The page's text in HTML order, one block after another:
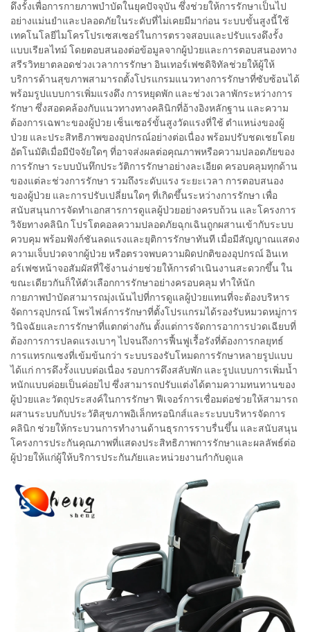
ดึงรั้งเพื่อการกายภาพบำบัดในยุคปัจจุบัน ซึ่งช่วยให้การรักษาเป็นไป
อย่างแม่นยำและปลอดภัยในระดับที่ไม่เคยมีมาก่อน ระบบขั้นสูงนี้ใช้
เทคโนโลยีไมโครโปรเซสเซอร์ในการตรวจสอบและปรับแรงดึงรั้ง
แบบเรียลไทม์ โดยตอบสนองต่อข้อมูลจากผู้ป่วยและการตอบสนองทาง
สรีรวิทยาตลอดช่วงเวลาการรักษา อินเทอร์เฟซดิจิทัลช่วยให้ผู้ให้
บริการด้านสุขภาพสามารถตั้งโปรแกรมแนวทางการรักษาที่ซับซ้อนได้
พร้อมรูปแบบการเพิ่มแรงดึง การหยุดพัก และช่วงเวลาพักระหว่างการ
รักษา ซึ่งสอดคล้องกับแนวทางทางคลินิกที่อ้างอิงหลักฐาน และความ
ต้องการเฉพาะของผู้ป่วย เซ็นเซอร์ขั้นสูงวัดแรงที่ใช้ ตำแหน่งของผู้
ป่วย และประสิทธิภาพของอุปกรณ์อย่างต่อเนื่อง พร้อมปรับชดเชยโดย
อัตโนมัติเมื่อมีปัจจัยใดๆ ที่อาจส่งผลต่อคุณภาพหรือความปลอดภัยของ
การรักษา ระบบบันทึกประวัติการรักษาอย่างละเอียด ครอบคลุมทุกด้าน
ของแต่ละช่วงการรักษา รวมถึงระดับแรง ระยะเวลา การตอบสนอง
ของผู้ป่วย และการปรับเปลี่ยนใดๆ ที่เกิดขึ้นระหว่างการรักษา เพื่อ
สนับสนุนการจัดทำเอกสารการดูแลผู้ป่วยอย่างครบถ้วน และโครงการ
วิจัยทางคลินิก โปรโตคอลความปลอดภัยฉุกเฉินถูกผสานเข้ากับระบบ
ควบคุม พร้อมฟังก์ชันลดแรงและยุติการรักษาทันที เมื่อมีสัญญาณแสดง
ความเจ็บปวดจากผู้ป่วย หรือตรวจพบความผิดปกติของอุปกรณ์ อินเท
อร์เฟซหน้าจอสัมผัสที่ใช้งานง่ายช่วยให้การดำเนินงานสะดวกขึ้น ใน
ขณะเดียวกันก็ให้ตัวเลือกการรักษาอย่างครอบคลุม ทำให้นัก
กายภาพบำบัดสามารถมุ่งเน้นไปที่การดูแลผู้ป่วยแทนที่จะต้องบริหาร
จัดการอุปกรณ์ โพรไฟล์การรักษาที่ตั้งโปรแกรมได้รองรับหมวดหมู่การ
วินิจฉัยและการรักษาที่แตกต่างกัน ตั้งแต่การจัดการอาการปวดเฉียบที่
ต้องการการปลดแรงเบาๆ ไปจนถึงการฟื้นฟูเรื้อรังที่ต้องการกลยุทธ์
การแทรกแซงที่เข้มข้นกว่า ระบบรองรับโหมดการรักษาหลายรูปแบบ
ได้แก่ การดึงรั้งแบบต่อเนื่อง รอบการดึงสลับพัก และรูปแบบการเพิ่มน้ำ
หนักแบบค่อยเป็นค่อยไป ซึ่งสามารถปรับแต่งได้ตามความทนทานของ
ผู้ป่วยและวัตถุประสงค์ในการรักษา ฟีเจอร์การเชื่อมต่อช่วยให้สามารถ
ผสานระบบกับประวัติสุขภาพอิเล็กทรอนิกส์และระบบบริหารจัดการ
คลินิก ช่วยให้กระบวนการทำงานด้านธุรการราบรื่นขึ้น และสนับสนุน
โครงการประกันคุณภาพที่แสดงประสิทธิภาพการรักษาและผลลัพธ์ต่อ
ผู้ป่วยให้แก่ผู้ให้บริการประกันภัยและหน่วยงานกำกับดูแล